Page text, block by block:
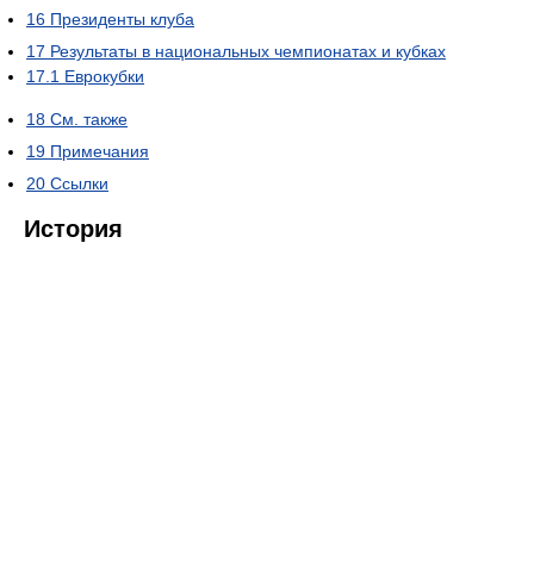
16 Президенты клуба
17 Результаты в национальных чемпионатах и кубках
17.1 Еврокубки
18 См. также
19 Примечания
20 Ссылки
История